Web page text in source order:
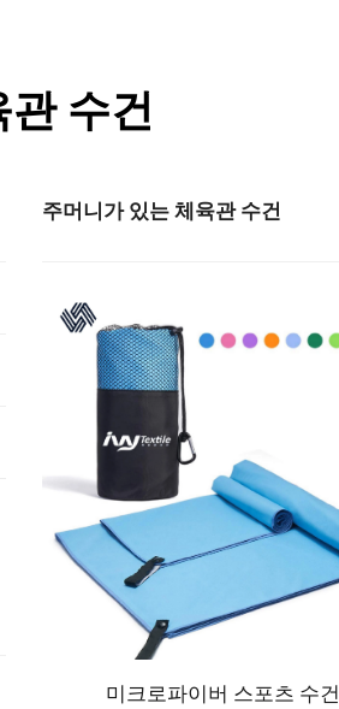
수건
주머니가 있는 체육관 수건
미크로파이버 스포츠 수건